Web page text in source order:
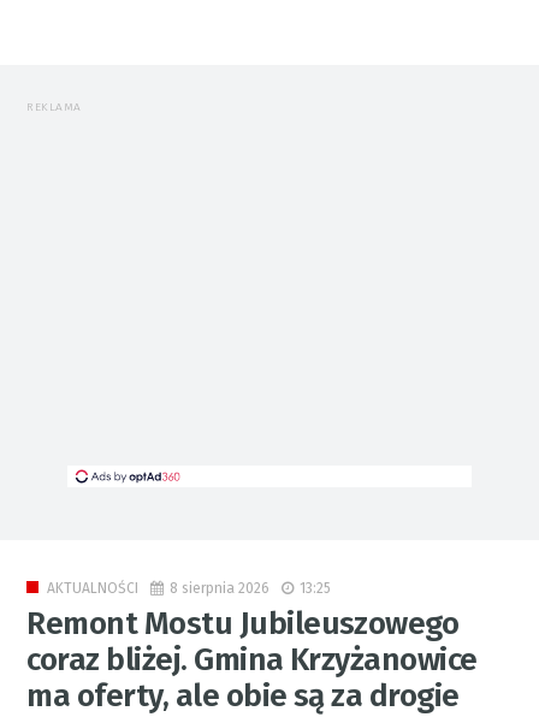
REKLAMA
AKTUALNOŚCI 8 sierpnia 2026 13:25
Remont Mostu Jubileuszowego
coraz bliżej. Gmina Krzyżanowice
ma oferty, ale obie są za drogie